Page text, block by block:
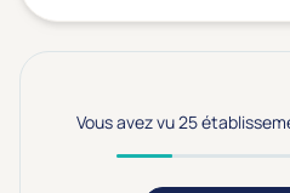
Vous avez vu 25